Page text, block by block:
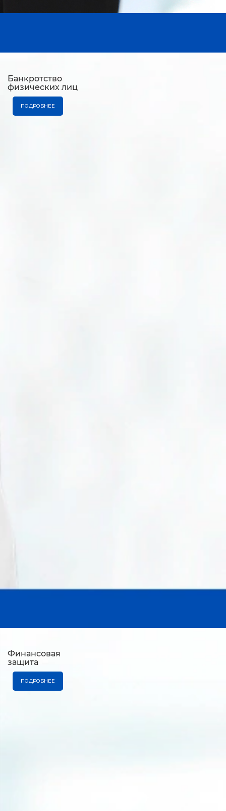
Банкротство
физических лиц
ПОДРОБНЕЕ
Финансовая
защита
ПОДРОБНЕЕ